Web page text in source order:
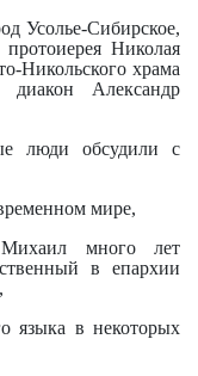
Усолье-Сибирское,
Николая
Никольского храма
Александр
люди обсудили с
мире,
много лет
в епархии
языка в некоторых